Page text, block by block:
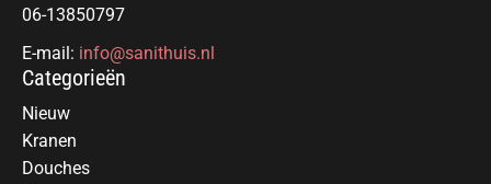
06-13850797
E-mail: info@sanithuis.nl
Categorieën
Nieuw
Kranen
Douches